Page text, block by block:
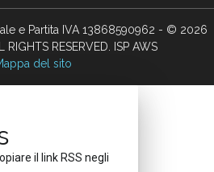
e Partita IVA 13868590962 - © 2026
RESERVED. ISP AWS
del sito
il link RSS negli